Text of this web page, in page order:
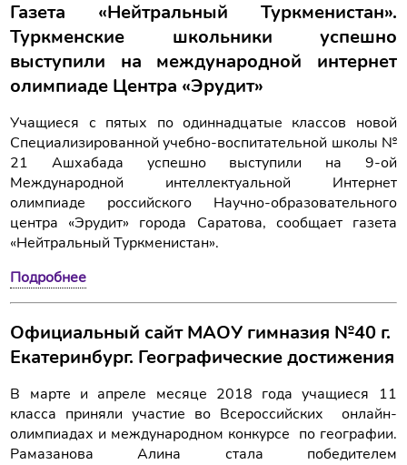
Газета «Нейтральный Туркменистан».
Туркменские школьники успешно
выступили на международной интернет
олимпиаде Центра «Эрудит»
Учащиеся с пятых по одиннадцатые классов новой
Специализированной учебно-воспитательной школы №
21 Ашхабада успешно выступили на 9-ой
Международной интеллектуальной Интернет
олимпиаде российского Научно-образовательного
центра «Эрудит» города Саратова, сообщает газета
«Нейтральный Туркменистан».
Подробнее
Официальный сайт МАОУ гимназия №40 г.
Екатеринбург. Географические достижения
В марте и апреле месяце 2018 года учащиеся 11
класса приняли участие во Всероссийских онлайн-
олимпиадах и международном конкурсе по географии.
Рамазанова Алина стала победителем